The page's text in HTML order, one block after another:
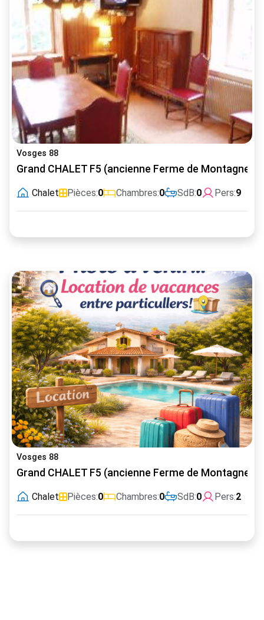
Vosges 88
Grand CHALET F5 (ancienne Ferme de Montagne)
Chalet Pièces:0 Chambres:0 SdB:0 Pers:9
Vosges 88
Grand CHALET F5 (ancienne Ferme de Montagne)
Chalet Pièces:0 Chambres:0 SdB:0 Pers:2